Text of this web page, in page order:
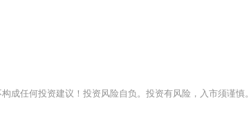
成任何投资建议！投资风险自负。投资有风险，入市须谨慎。